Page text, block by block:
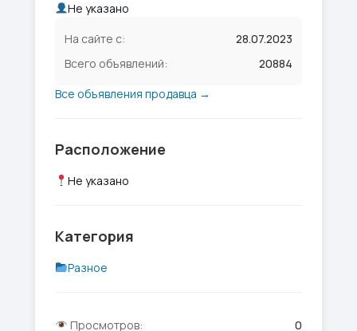
Не указано
На сайте с:
28.07.2023
Всего объявлений:
20884
Все объявления продавца →
Расположение
Не указано
Категория
Разное
Просмотров:
0